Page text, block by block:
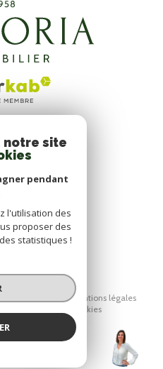
DA SILVA
Mentions légales
Cookies
notre site
pendant
l'utilisation des
proposer des
statistiques !